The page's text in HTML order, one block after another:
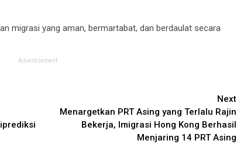
migrasi yang aman, bermartabat, dan berdaulat secara
Advertisement
Next
Menargetkan PRT Asing yang Terlalu Rajin
Bekerja, Imigrasi Hong Kong Berhasil
Menjaring 14 PRT Asing